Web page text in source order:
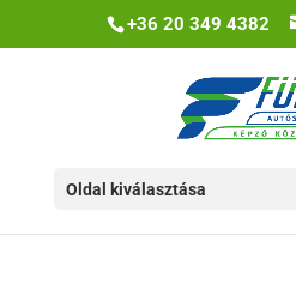
+36 20 349 4382
Oldal kiválasztása